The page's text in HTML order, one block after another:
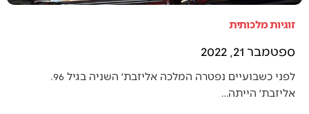
זוגיות מלכותית
ספטמבר 21, 2022
אליזבת׳ הייתה…